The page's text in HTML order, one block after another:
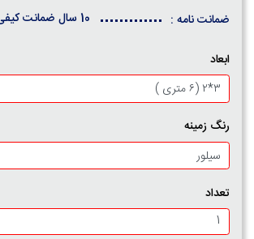
ضمانت نامه :
10 سال ضمانت کیفی / 30 روز بازگشت
ابعاد
رنگ زمینه
تعداد